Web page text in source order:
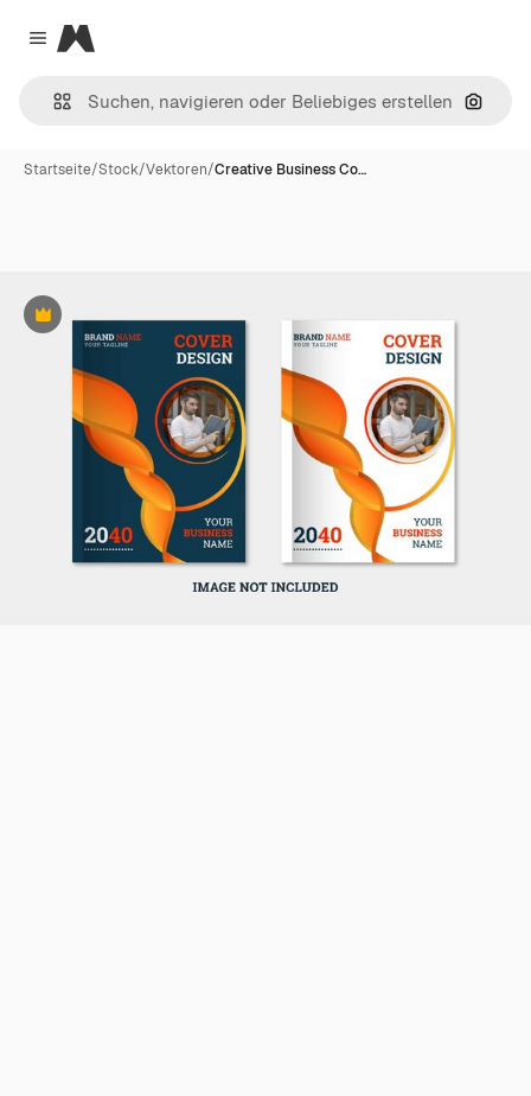
Close menu
Magnific
Nach
Startseite/Stock/Vektoren/Creative Business Co…
Premium